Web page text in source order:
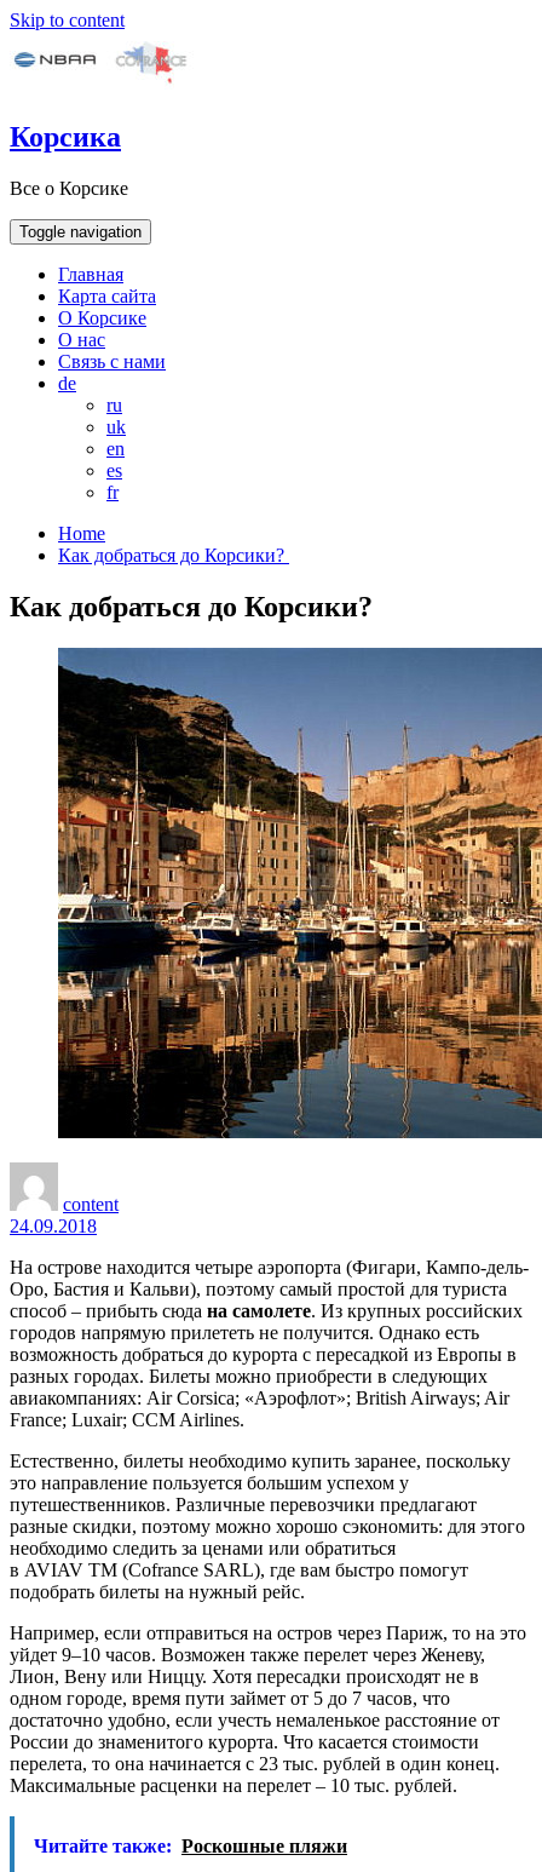
Skip to content
Корсика
Все о Корсике
Toggle navigation
Главная
Карта сайта
О Корсике
О нас
Связь с нами
de
ru
uk
en
es
fr
Home
Как добраться до Корсики?
Как добраться до Корсики?
content
24.09.2018
На острове находится четыре аэропорта (Фигари, Кампо-дель-
Оро, Бастия и Кальви), поэтому самый простой для туриста
способ – прибыть сюда на самолете. Из крупных российских
городов напрямую прилететь не получится. Однако есть
возможность добраться до курорта с пересадкой из Европы в
разных городах. Билеты можно приобрести в следующих
авиакомпаниях: Air Corsica; «Аэрофлот»; British Airways; Air
France; Luxair; CCM Airlines.
Естественно, билеты необходимо купить заранее, поскольку
это направление пользуется большим успехом у
путешественников. Различные перевозчики предлагают
разные скидки, поэтому можно хорошо сэкономить: для этого
необходимо следить за ценами или обратиться
в AVIAV TM (Cofrance SARL), где вам быстро помогут
подобрать билеты на нужный рейс.
Например, если отправиться на остров через Париж, то на это
уйдет 9–10 часов. Возможен также перелет через Женеву,
Лион, Вену или Ниццу. Хотя пересадки происходят не в
одном городе, время пути займет от 5 до 7 часов, что
достаточно удобно, если учесть немаленькое расстояние от
России до знаменитого курорта. Что касается стоимости
перелета, то она начинается с 23 тыс. рублей в один конец.
Максимальные расценки на перелет – 10 тыс. рублей.
Читайте также: Роскошные пляжи